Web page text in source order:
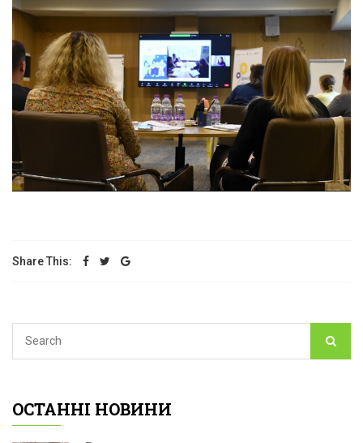
Share This:
ОСТАННІ НОВИНИ